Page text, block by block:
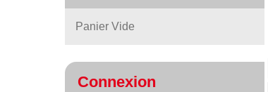
Panier Vide
Connexion